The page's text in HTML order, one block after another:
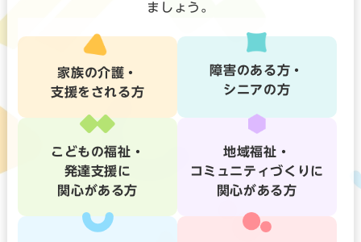
ましょう。
家族の介護・
支援をされる方
障害のある方・
シニアの方
こどもの福祉・
発達支援に
関心がある方
地域福祉・
コミュニティづくりに
関心がある方